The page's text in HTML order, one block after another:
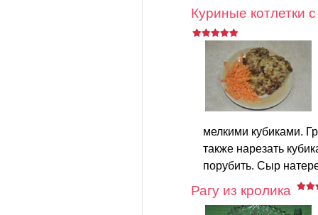
Куриные котлетки
мелкими кубиками.
также нарезать
порубить. Сыр
Рагу из кролика